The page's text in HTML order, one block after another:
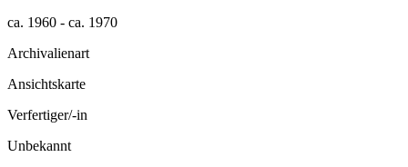
ca. 1960 - ca. 1970
Archivalienart
Ansichtskarte
Verfertiger/-in
Unbekannt